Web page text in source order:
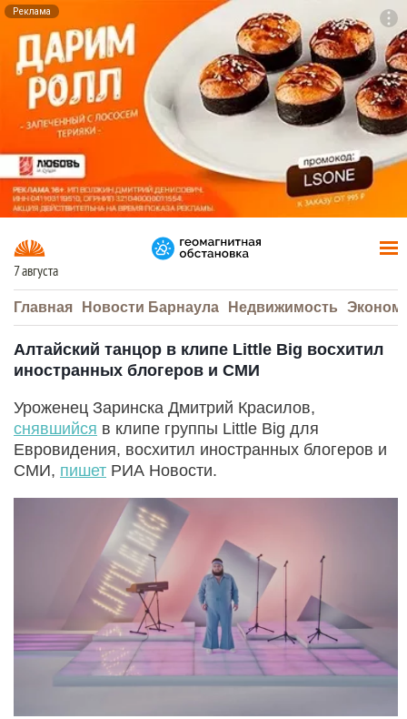
Реклама
7 августа
Главная Новости Барнаула Недвижимость
Алтайский танцор в клипе Little Big восхитил
иностранных блогеров и СМИ
Уроженец Заринска Дмитрий Красилов,
снявшийся в клипе группы Little Big для
Евровидения, восхитил иностранных блогеров и
СМИ, пишет РИА Новости.